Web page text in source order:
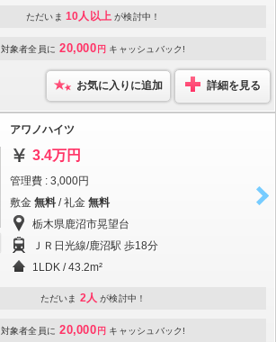
ただいま 10人以上 が検討中！
対象者全員に 20,000 円 キャッシュバック!
お気に入りに追加 詳細を見る
アワノハイツ
3.4万円
管理費 : 3,000円
敷金 無料 / 礼金 無料
栃木県鹿沼市晃望台
ＪＲ日光線/鹿沼駅 歩18分
1LDK / 43.2m²
ただいま 2人 が検討中！
対象者全員に 20,000 円 キャッシュバック!